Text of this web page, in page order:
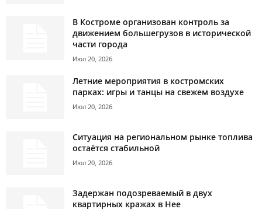
В Костроме организован контроль за
движением большегрузов в исторической
части города
Июл 20, 2026
Летние мероприятия в костромских
парках: игры и танцы на свежем воздухе
Июл 20, 2026
Ситуация на региональном рынке топлива
остаётся стабильной
Июл 20, 2026
Задержан подозреваемый в двух
квартирных кражах в Нее